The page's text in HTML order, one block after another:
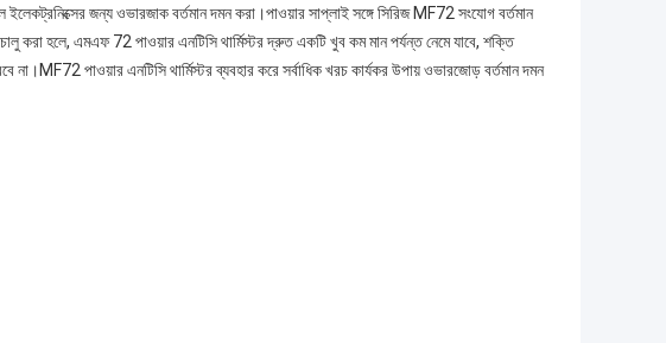
ইলেকট্রনিক্সের জন্য ওভারজাক বর্তমান দমন করা।পাওয়ার সাপ্লাই সঙ্গে সিরিজ MF72 সংযোগ বর্তমান
করা হলে, এমএফ 72 পাওয়ার এনটিসি থার্মিস্টর দ্রুত একটি খুব কম মান পর্যন্ত নেমে যাবে, শক্তি
না।MF72 পাওয়ার এনটিসি থার্মিস্টর ব্যবহার করে সর্বাধিক খরচ কার্যকর উপায় ওভারজোড় বর্তমান দমন